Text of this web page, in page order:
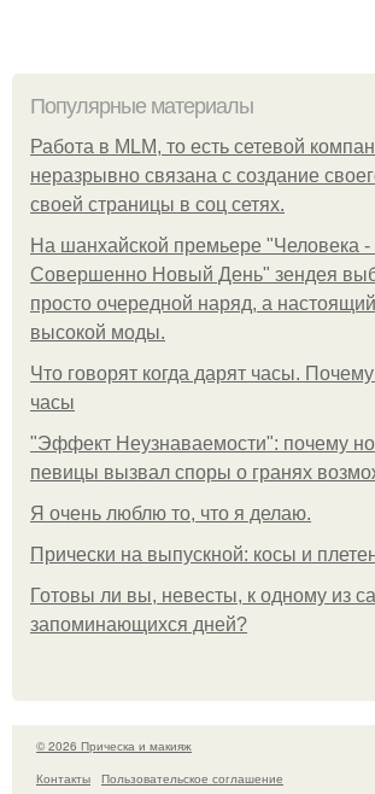
Популярные материалы
Работа в MLM, то есть сетевой
неразрывно связана с создание
своей страницы в соц сетях.
На шанхайской премьере "Человека -
Совершенно Новый День" зендея
просто очередной наряд, а
высокой моды.
Что говорят когда дарят часы.
часы
"Эффект Неузнаваемости": почему
певицы вызвал споры о гранях
Я очень люблю то, что я делаю.
Прически на выпускной: косы и
Готовы ли вы, невесты, к одному из
запоминающихся дней?
© 2026 Прическа и макияж
Контакты
Пользовательское соглашение